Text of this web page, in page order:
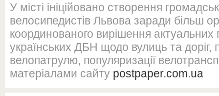
У місті ініційовано створення
велосипедистів Львова заради більш
координованого вирішення актуальних
українських ДБН щодо вулиць та
велопатрулю, популяризації
матеріалами сайту postpaper.com.ua